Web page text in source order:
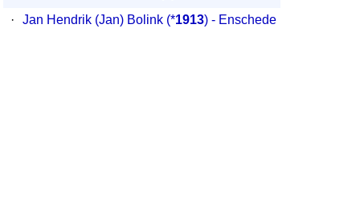
·
Jan Hendrik (Jan) Bolink (*1913) - Enschede